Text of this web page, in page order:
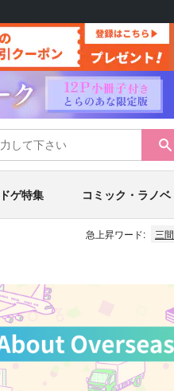
ゲ特集 コミック・ラノベ
急上昇ワード: 三間